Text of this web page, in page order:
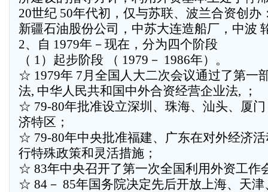
20世纪 50年代初，仅与苏联、波兰合资创办
新疆石油股份公司，中苏大连造船厂，中波
2、自 1979年－现在，分为四个阶段
（ 1）起步阶段 （ 1979－ 1986年）。
☆ 1979年 7月全国人大二次会议通过了第一
法, 中华人民共和国中外合资经营企业法, ；
☆ 79-80年批准设立深圳、珠海、汕头、厦门
济特区；
☆ 79-80年中央批准福建、广东在对外经济
行特殊政策和灵活措施；
☆ 83年中央召开了第一次全国利用外资工作
☆ 84－ 85年国务院决定先后开放上海、天津